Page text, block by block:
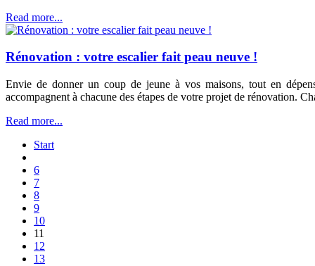
Read more...
Rénovation : votre escalier fait peau neuve !
Envie de donner un coup de jeune à vos maisons, tout en
accompagnent à chacune des étapes de votre projet de rénovation.
Read more...
Start
6
7
8
9
10
11
12
13